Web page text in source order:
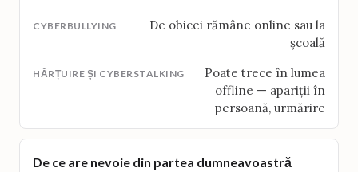
De obicei rămâne online sau la
școală
Poate trece în lumea
offline — apariții în
persoană, urmărire
De ce are nevoie din partea dumneavoastră